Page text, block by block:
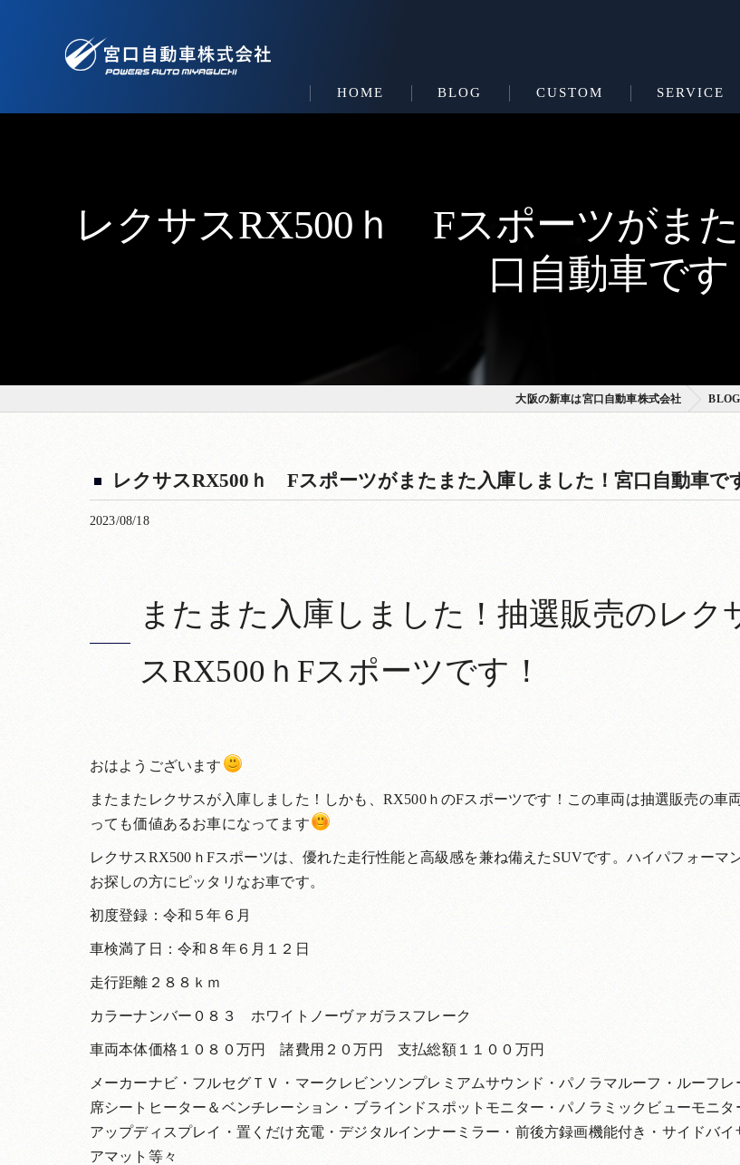
HOME BLOG CUSTOM SERVICE
レクサスRX500ｈ Fスポーツがま
口自動車です
大阪の新車は宮口自動車株式会社 BLOG
レクサスRX500ｈ Fスポーツがまたまた入庫しました！宮口自動車で
2023/08/18
またまた入庫しました！抽選販売のレク
スRX500ｈFスポーツです！
おはようございます
またまたレクサスが入庫しました！しかも、RX500ｈのFスポーツです！この車両は抽選販売の車
っても価値あるお車になってます
レクサスRX500ｈFスポーツは、優れた走行性能と高級感を兼ね備えたSUVです。ハイパフォーマ
お探しの方にピッタリなお車です。
初度登録：令和５年６月
車検満了日：令和８年６月１２日
走行距離２８８ｋｍ
カラーナンバー０８３ ホワイトノーヴァガラスフレーク
車両本体価格１０８０万円 諸費用２０万円 支払総額１１００万円
メーカーナビ・フルセグＴＶ・マークレビンソンプレミアムサウンド・パノラマルーフ・ルーフレ
席シートヒーター＆ベンチレーション・ブラインドスポットモニター・パノラミックビューモニタ
アップディスプレイ・置くだけ充電・デジタルインナーミラー・前後方録画機能付き・サイドバイ
アマット等々